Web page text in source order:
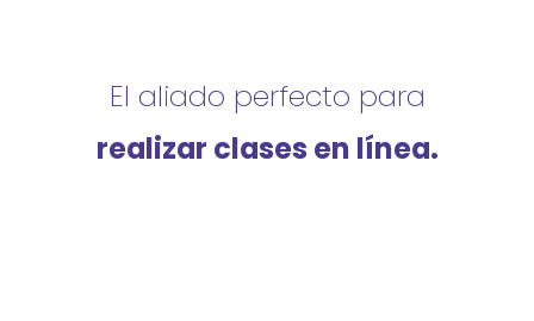
El aliado perfecto para
realizar clases en línea.